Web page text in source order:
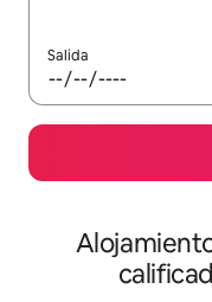
Salida